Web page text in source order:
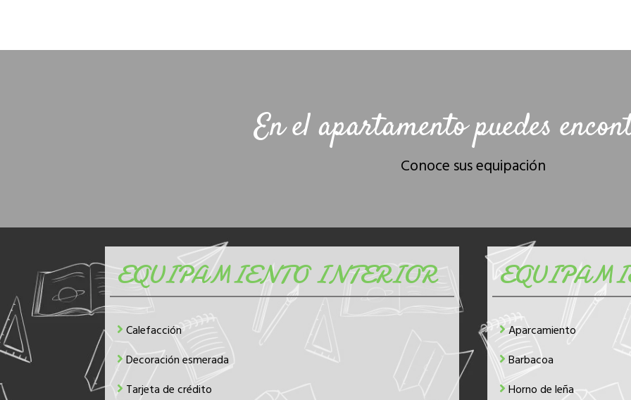
En el apartamento puedes
Conoce sus equipación
EQUIPAMIENTO INTERIOR
Calefacción
Decoración esmerada
Tarjeta de crédito
Aparcamiento
Barbacoa
Horno de leña